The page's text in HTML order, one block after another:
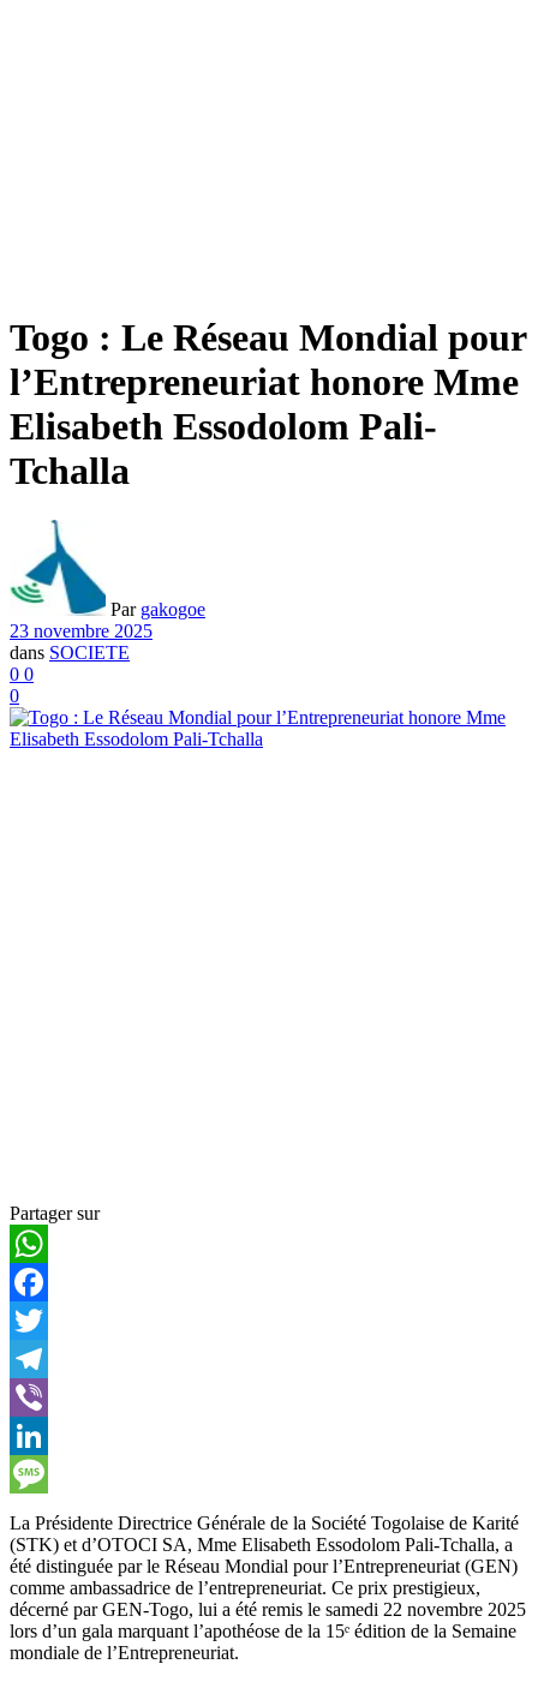
Togo : Le Réseau Mondial pour
l’Entrepreneuriat honore Mme
Elisabeth Essodolom Pali-
Tchalla
Par gakogoe
23 novembre 2025
dans SOCIETE
0 0
0
Partager sur
WhatsApp
Facebook
Twitter
Telegram
Viber
LinkedIn
Message
La Présidente Directrice Générale de la Société Togolaise de Karité
(STK) et d’OTOCI SA, Mme Elisabeth Essodolom Pali-Tchalla, a
été distinguée par le Réseau Mondial pour l’Entrepreneuriat (GEN)
comme ambassadrice de l’entrepreneuriat. Ce prix prestigieux,
décerné par GEN-Togo, lui a été remis le samedi 22 novembre 2025
lors d’un gala marquant l’apothéose de la 15ᵉ édition de la Semaine
mondiale de l’Entrepreneuriat.